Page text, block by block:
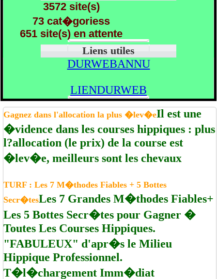
3572 site(s)
73 cat�goriess
651 site(s) en attente
Liens utiles
DURWEBANNU
LIENDURWEB
Gagnez dans l'allocation la plus �lev�eIl est une
�vidence dans les courses hippiques : plus
l?allocation (le prix) de la course est
�lev�e, meilleurs sont les chevaux
TURF : Les 7 M�thodes Fiables + 5 Bottes
Secr�tesLes 7 Grandes M�thodes Fiables+
Les 5 Bottes Secr�tes pour Gagner �
Toutes Les Courses Hippiques.
"FABULEUX" d'apr�s le Milieu
Hippique Professionnel.
T�l�chargement Imm�diat